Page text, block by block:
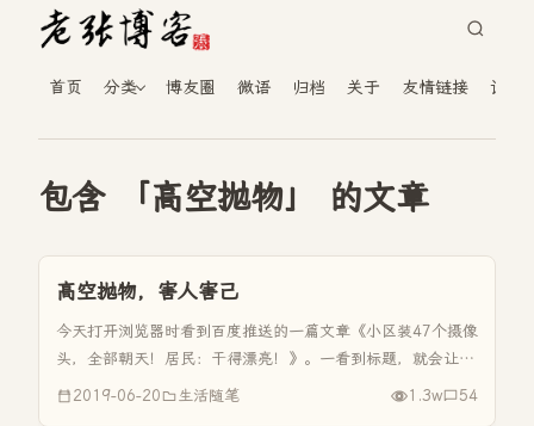
首页 分类 博友圈 微语 归档 关于 友情链接 读者
包含 「高空抛物」 的文章
高空抛物，害人害己
今天打开浏览器时看到百度推送的一篇文章《小区装47个摄像
头，全部朝天！居民：干得漂亮！》。一看到标题，就会让人
感觉到疑惑！为什么摄像头都朝天？安装摄像头师傅的技术不
2019-06-20 生活随笔 1.3w 54